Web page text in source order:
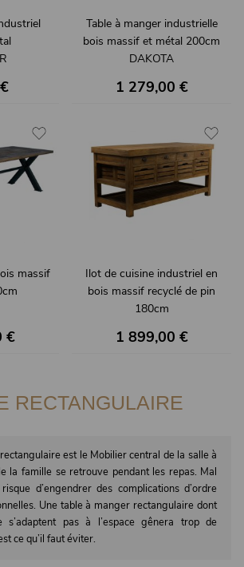
Table à manger industrielle
bois massif et métal 200cm
DAKOTA
1 279,00 €
massif
€
Ilot de cuisine industriel en
bois massif recyclé de pin
180cm
1 899,00 €
RECTANGULAIRE
est le Mobilier central de la salle à
la famille se retrouve pendant les repas. Mal
d’engendrer des complications d’ordre
Une table à manger rectangulaire dont
s’adaptent pas à l’espace gênera trop de
ce qu’il faut éviter.